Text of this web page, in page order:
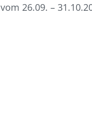
26.09. –